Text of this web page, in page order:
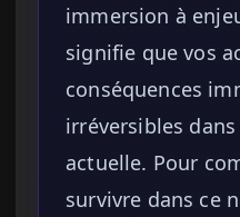
immersion à
signifie que vos
conséquences
irréversibles
actuelle. Pour
survivre dans ce